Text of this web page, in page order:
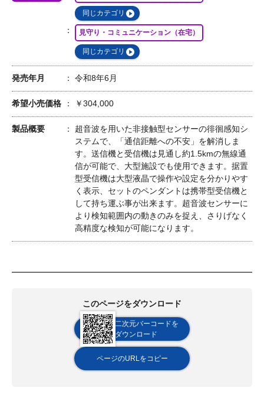
同じカテゴリ
見守り・コミュニケーション（在宅）
同じカテゴリ
発売年月 令和8年6月
希望小売価格 ￥304,000
製品概要
超音波を用いた非接触型センサーの徘徊感知シ
ステムで、「通信距離への不安」を解消しま
す。送信機と受信機は見通し約1.5kmの無線通
信が可能で、大型施設でも使用できます。据置
型受信機は大型液晶で操作や設定を分かりやす
く表示、セットのペンダントは携帯型受信機と
して持ち運ぶ事が出来ます。超音波センサーに
より検知範囲内の動きのみを捉え、さりげなく
高精度な検知が可能になります。
このページをダウンロード
二次元バーコードを
ダウンロード
ページのURLをコピー